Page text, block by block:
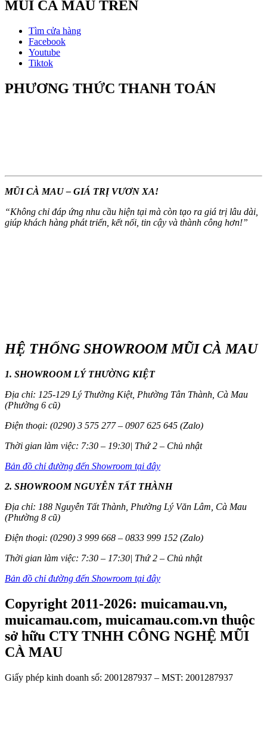
MŨI CÀ MAU TRÊN
Tìm cửa hàng
Facebook
Youtube
Tiktok
PHƯƠNG THỨC THANH TOÁN
MŨI CÀ MAU – GIÁ TRỊ VƯƠN XA!
“Không chỉ đáp ứng nhu cầu hiện tại mà còn tạo ra giá trị lâu dài,
giúp khách hàng phát triển, kết nối, tin cậy và thành công hơn!”
HỆ THỐNG SHOWROOM MŨI CÀ MAU
1. SHOWROOM LÝ THƯỜNG KIỆT
Địa chỉ: 125-129 Lý Thường Kiệt, Phường Tân Thành, Cà Mau
(Phường 6 cũ)
Điện thoại: (0290) 3 575 277 – 0907 625 645 (Zalo)
Thời gian làm việc: 7:30 – 19:30| Thứ 2 – Chủ nhật
Bản đồ chỉ đường đến Showroom tại đây
2. SHOWROOM NGUYỄN TẤT THÀNH
Địa chỉ: 188 Nguyễn Tất Thành, Phường Lý Văn Lâm, Cà Mau
(Phường 8 cũ)
Điện thoại: (0290) 3 999 668 – 0833 999 152 (Zalo)
Thời gian làm việc: 7:30 – 17:30| Thứ 2 – Chủ nhật
Bản đồ chỉ đường đến Showroom tại đây
Copyright 2011-2026: muicamau.vn,
muicamau.com, muicamau.com.vn thuộc
sở hữu CTY TNHH CÔNG NGHỆ MŨI
CÀ MAU
Giấy phép kinh doanh số: 2001287937 – MST: 2001287937